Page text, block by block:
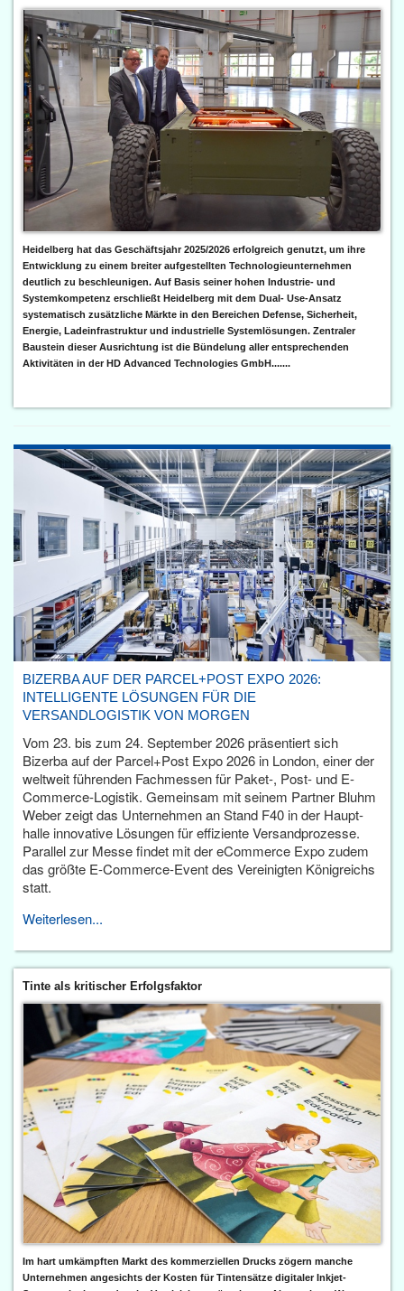
Heidelberg hat das Geschäftsjahr 2025/2026 erfolgreich genutzt, um ihre
Entwicklung zu einem breiter aufgestellten Technologieunternehmen
deutlich zu beschleunigen. Auf Basis seiner hohen Industrie- und
Systemkompetenz erschließt Heidelberg mit dem Dual- Use-Ansatz
systematisch zusätzliche Märkte in den Bereichen Defense, Sicherheit,
Energie, Ladeinfrastruktur und industrielle Systemlösungen. Zentraler
Baustein dieser Ausrichtung ist die Bündelung aller entsprechenden
Aktivitäten in der HD Advanced Technologies GmbH.......
BIZERBA AUF DER PARCEL+POST EXPO 2026:
INTELLIGENTE LÖSUNGEN FÜR DIE
VERSANDLOGISTIK VON MORGEN
Vom 23. bis zum 24. September 2026 präsentiert sich
Bizerba auf der Parcel+Post Expo 2026 in London, einer der
weltweit führenden Fachmessen für Paket-, Post- und E-
Commerce-Logistik. Gemeinsam mit seinem Partner Bluhm
Weber zeigt das Unternehmen an Stand F40 in der Haupt­
halle innovative Lösungen für effiziente Versandprozesse.
Parallel zur Messe findet mit der eCommerce Expo zudem
das größte E-Commerce-Event des Vereinigten Königreichs
statt.
Weiterlesen...
Tinte als kritischer Erfolgsfaktor
Im hart umkämpften Markt des kommerziellen Drucks zögern manche
Unternehmen angesichts der Kosten für Tintensätze digitaler Inkjet-